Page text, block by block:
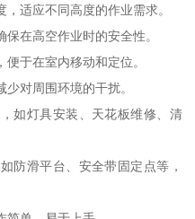
适应不同高度的作业需求。
在高空作业时的安全性。
于在室内移动和定位。
对周围环境的干扰。
如灯具安装、天花板维修、清
防滑平台、安全带固定点等，